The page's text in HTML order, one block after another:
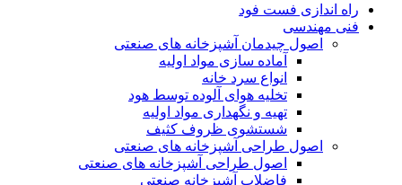
راه اندازی فست فود
فنی مهندسی
اصول چیدمان آشپزخانه های صنعتی
آماده سازی مواد اولیه
انواع سرد خانه
تخلیه هوای آلوده توسط هود
تهیه و نگهداری مواد اولیه
شستشوی ظروف کثیف
اصول طراحی آشپزخانه های صنعتی
اصول طراحی آشپزخانه های صنعتی
فاضلاب آشپزخانه صنعتی